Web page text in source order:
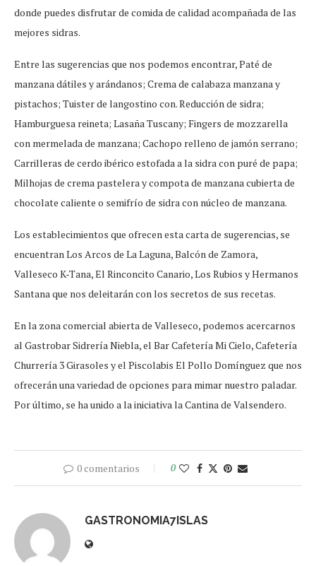
donde puedes disfrutar de comida de calidad acompañada de las
mejores sidras.
Entre las sugerencias que nos podemos encontrar, Paté de
manzana dátiles y arándanos; Crema de calabaza manzana y
pistachos; Tuister de langostino con. Reducción de sidra;
Hamburguesa reineta; Lasaña Tuscany; Fingers de mozzarella
con mermelada de manzana; Cachopo relleno de jamón serrano;
Carrilleras de cerdo ibérico estofada a la sidra con puré de papa;
Milhojas de crema pastelera y compota de manzana cubierta de
chocolate caliente o semifrío de sidra con núcleo de manzana.
Los establecimientos que ofrecen esta carta de sugerencias, se
encuentran Los Arcos de La Laguna, Balcón de Zamora,
Valleseco K-Tana, El Rinconcito Canario, Los Rubios y Hermanos
Santana que nos deleitarán con los secretos de sus recetas.
En la zona comercial abierta de Valleseco, podemos acercarnos
al Gastrobar Sidrería Niebla, el Bar Cafetería Mi Cielo, Cafetería
Churrería 3 Girasoles y el Piscolabis El Pollo Domínguez que nos
ofrecerán una variedad de opciones para mimar nuestro paladar.
Por último, se ha unido a la iniciativa la Cantina de Valsendero.
0 comentarios 0
GASTRONOMIA7ISLAS